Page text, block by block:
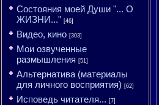
Состояния моей Души "... О
ЖИЗНИ..." [46]
Видео, кино [303]
Мои озвученные
размышления [51]
Альтернатива (материалы
для личного восприятия) [62]
Исповедь читателя... [7]